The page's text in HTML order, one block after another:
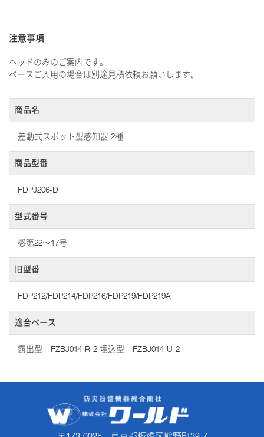
注意事項
ヘッドのみのご案内です。
ベースご入用の場合は別途見積依頼お願いします。
商品名
差動式スポット型感知器 2種
商品型番
FDPJ206-D
型式番号
感第22～17号
旧型番
FDP212/FDP214/FDP216/FDP219/FDP219A
適合ベース
露出型 FZBJ014-R-2 埋込型 FZBJ014-U-2